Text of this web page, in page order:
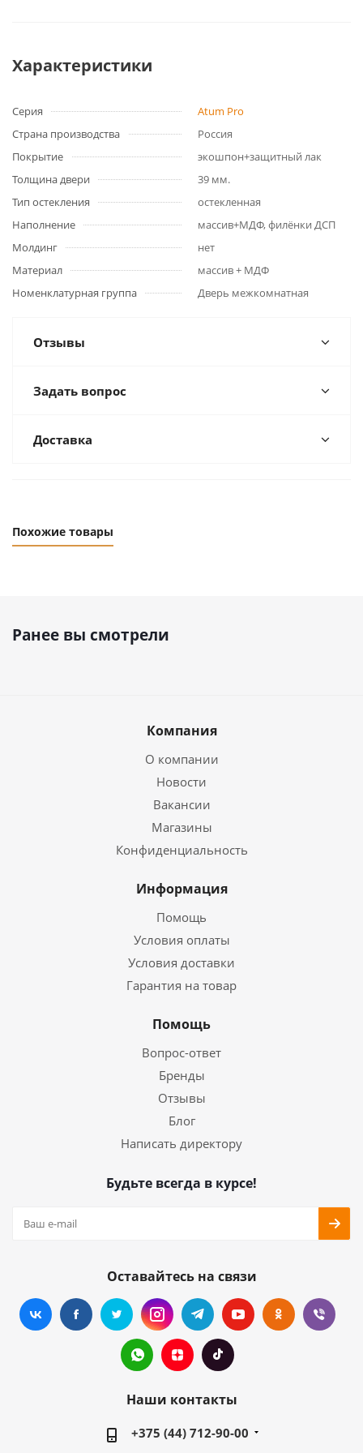
Характеристики
Серия
Atum Pro
Страна производства
Россия
Покрытие
экошпон+защитный лак
Толщина двери
39 мм.
Тип остекления
остекленная
Наполнение
массив+МДФ, филёнки ДСП
Молдинг
нет
Материал
массив + МДФ
Номенклатурная группа
Дверь межкомнатная
Отзывы
Задать вопрос
Доставка
Похожие товары
Ранее вы смотрели
Компания
О компании
Новости
Вакансии
Магазины
Конфиденциальность
Информация
Помощь
Условия оплаты
Условия доставки
Гарантия на товар
Помощь
Вопрос-ответ
Бренды
Отзывы
Блог
Написать директору
Будьте всегда в курсе!
Оставайтесь на связи
Наши контакты
+375 (44) 712-90-00